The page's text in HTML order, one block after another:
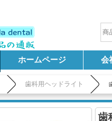
ホームページ 会
歯科用ヘッドライト
歯